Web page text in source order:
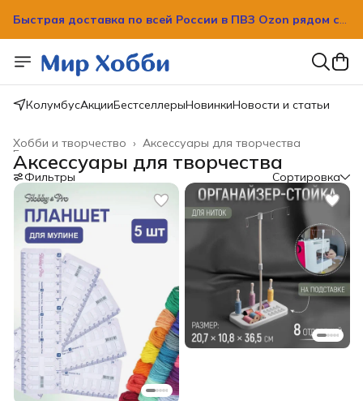
Быстрая доставка по всей России в ПВЗ Ozon рядом с
КолумбусАкцииБестселлерыНовинкиНовости и статьи
Аксессуары для творчества
Хобби и творчество ›
Главная
Аксессуары для творчества
Фильтры Сортировка